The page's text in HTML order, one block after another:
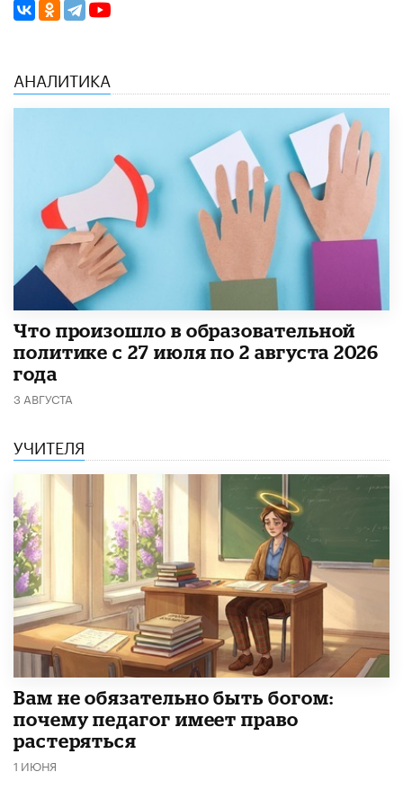
АНАЛИТИКА
​Что произошло в образовательной
политике с 27 июля по 2 августа 2026
года
3 АВГУСТА
УЧИТЕЛЯ
​Вам не обязательно быть богом:
почему педагог имеет право
растеряться
1 ИЮНЯ